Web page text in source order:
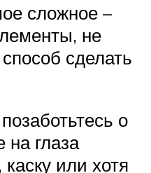
сложное –
не
сделать
о
на глаза
или хотя